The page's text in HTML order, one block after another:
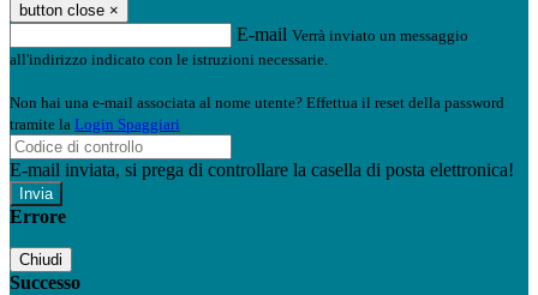
button close ×
E-mail Verrà inviato un messaggio
all'indirizzo indicato con le istruzioni necessarie.
Non hai una e-mail associata al nome utente? Effettua il reset della password
tramite la Login Spaggiari
E-mail inviata, si prega di controllare la casella di posta elettronica!
Errore
Chiudi
Successo